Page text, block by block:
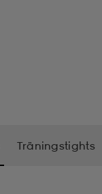
Träningstights